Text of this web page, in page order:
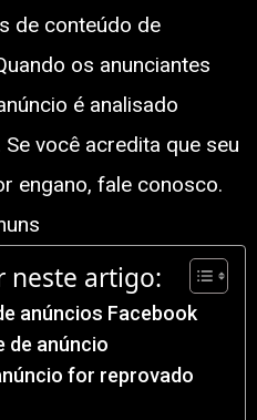
de conteúdo de
os anunciantes
é analisado
você acredita que seu
engano, fale conosco.
neste artigo:
anúncios Facebook
de anúncio
for reprovado